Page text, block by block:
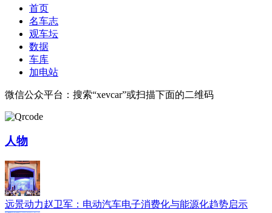
首页
名车志
观车坛
数据
车库
加电站
微信公众平台：搜索“xevcar”或扫描下面的二维码
人物
远景动力赵卫军：电动汽车电子消费化与能源化趋势启示